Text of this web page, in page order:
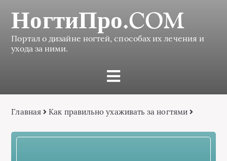
НогтиПро.COM
Портал о дизайне ногтей, способах их лечения и
ухода за ними.
Главная Как правильно ухаживать за ногтями